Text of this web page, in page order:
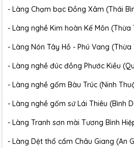
- Làng Chạm bạc Đồng Xâm (Thái
- Làng nghề Kim hoàn Kế Môn (Thừa
- Làng Nón Tây Hồ - Phú Vang (Thừa
- Làng nghề đúc đồng Phước Kiều
- Làng nghề gốm Bàu Trúc (Ninh
- Làng nghề gốm sứ Lái Thiêu (Bình
- Làng Tranh sơn mài Tương Bình
- Làng Dệt thổ cẩm Châu Giang (An